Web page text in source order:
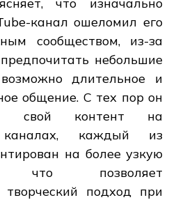
канал ошеломил его
сообществом, из-за
небольшие
длительное и
общение. С тех пор он
свой контент на
каналах, каждый из
на более узкую
что позволяет
творческий подход при